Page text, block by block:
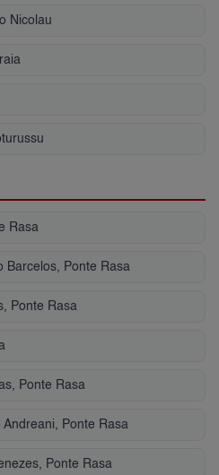
Nicolau
Rasa
Barcelos, Ponte Rasa
Ponte Rasa
Ponte Rasa
Ponte Rasa
Ponte Rasa